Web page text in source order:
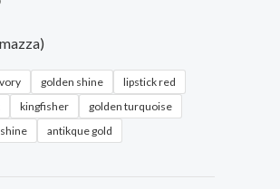
golden shine
lipstick red
kingfisher
golden turquoise
antikque gold